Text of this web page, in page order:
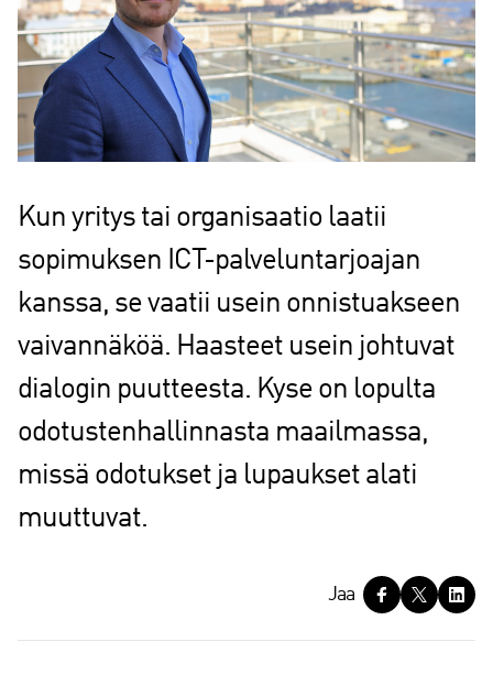
Kun yritys tai organisaatio laatii
sopimuksen ICT-palveluntarjoajan
kanssa, se vaatii usein onnistuakseen
vaivannäköä. Haasteet usein johtuvat
dialogin puutteesta. Kyse on lopulta
odotustenhallinnasta maailmassa,
missä odotukset ja lupaukset alati
muuttuvat.
a
Jaa